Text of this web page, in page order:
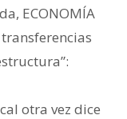
, ECONOMÍA
otra vez dice